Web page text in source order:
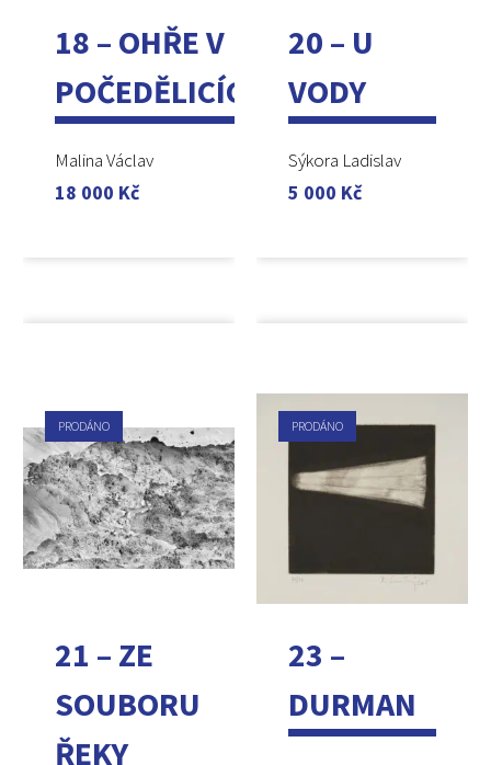
18 – OHŘE V
POČEDĚLICÍCH
Malina Václav
18 000 Kč
20 – U
VODY
Sýkora Ladislav
5 000 Kč
PRODÁNO
21 – ZE
SOUBORU
ŘEKY
PRODÁNO
23 –
DURMAN